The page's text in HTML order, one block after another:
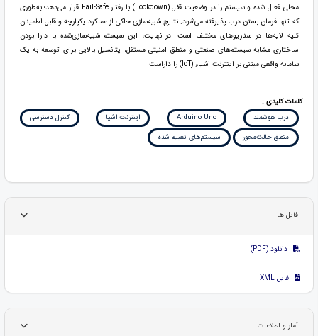
محلی فعال شده و سیستم را در وضعیت قفل (Lockdown) با رفتار Fail-Safe قرار می‌دهد؛ به‌طوری
که تنها فرمان بستن درب پذیرفته می‌شود. نتایج شبیه‌سازی حاکی از عملکرد یکپارچه و قابل اطمینان
کلیه لایه‌ها در سناریوهای مختلف است. در نهایت، این سیستم شبیه‌سازی‌شده با دارا بودن
ساختاری مشابه سیستم‌های صنعتی و منطق امنیتی مستقل، پتانسیل بالایی برای توسعه به یک
سامانه واقعی مبتنی بر اینترنت اشیاء (IoT) را داراست
کلمات کلیدی :
درب هوشمند
Arduino Uno اینترنت اشیا
کنترل دسترسی
منطق حالت‌محور
سیستم‌های تعبیه ‌شده
فایل ها
دانلود (PDF)
فایل XML
آمار و اطلاعات